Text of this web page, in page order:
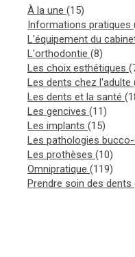
À la une (15)
Informations pratiques
L'équipement du
L'orthodontie (8)
Les choix esthétiques
Les dents chez l'adulte
Les dents et la santé
Les gencives (11)
Les implants (15)
Les pathologies
Les prothèses (10)
Omnipratique (119)
Prendre soin des dents